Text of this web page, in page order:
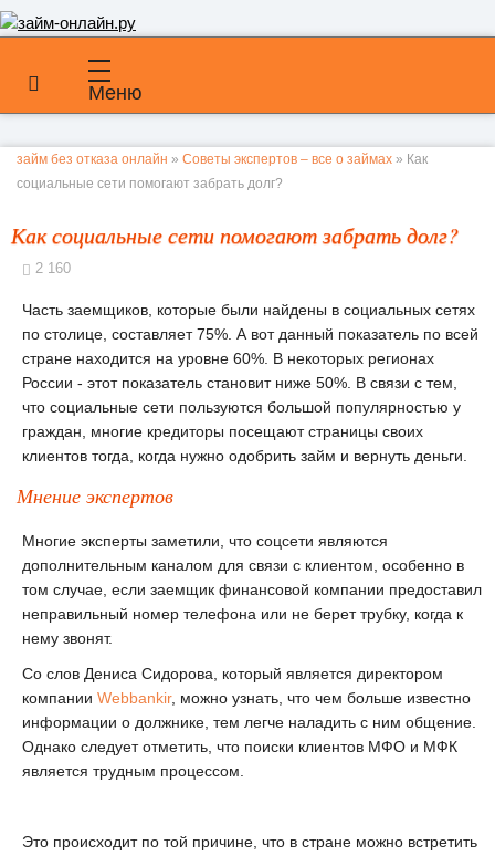
Меню
займ без отказа онлайн » Советы экспертов – все о займах » Как
социальные сети помогают забрать долг?
Как социальные сети помогают забрать долг?
2 160
Часть заемщиков, которые были найдены в социальных сетях
по столице, составляет 75%. А вот данный показатель по всей
стране находится на уровне 60%. В некоторых регионах
России - этот показатель становит ниже 50%. В связи с тем,
что социальные сети пользуются большой популярностью у
граждан, многие кредиторы посещают страницы своих
клиентов тогда, когда нужно одобрить займ и вернуть деньги.
Мнение экспертов
Многие эксперты заметили, что соцсети являются
дополнительным каналом для связи с клиентом, особенно в
том случае, если заемщик финансовой компании предоставил
неправильный номер телефона или не берет трубку, когда к
нему звонят.
Со слов Дениса Сидорова, который является директором
компании Webbankir, можно узнать, что чем больше известно
информации о должнике, тем легче наладить с ним общение.
Однако следует отметить, что поиски клиентов МФО и МФК
является трудным процессом.
Это происходит по той причине, что в стране можно встретить